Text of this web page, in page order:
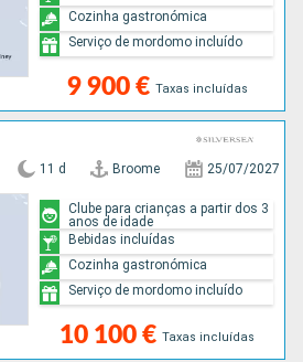
9 900 € Taxas incluídas
Cozinha gastronómica
Serviço de mordomo incluído
11 d Broome 25/07/2027
10 100 € Taxas incluídas
Clube para crianças a partir dos 3
anos de idade
Bebidas incluídas
Cozinha gastronómica
Serviço de mordomo incluído